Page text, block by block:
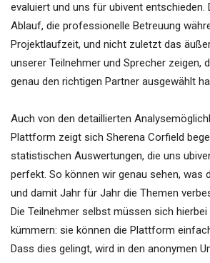
evaluiert und uns für ubivent entschieden.
Ablauf, die professionelle Betreuung
Projektlaufzeit, und nicht zuletzt das
unserer Teilnehmer und Sprecher zeigen,
genau den richtigen Partner ausgewählt
Auch von den detaillierten
Plattform zeigt sich Sherena Corfield
statistischen Auswertungen, die uns
perfekt. So können wir genau sehen, was
und damit Jahr für Jahr die Themen
Die Teilnehmer selbst müssen sich
kümmern: sie können die Plattform
Dass dies gelingt, wird in den anonymen